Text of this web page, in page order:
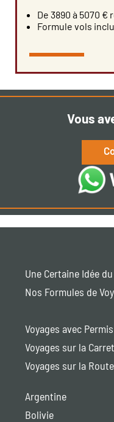
De 3890 à 5070 €
Formule vols
Vous
Une Certaine Idée
Nos Formules de
Voyages avec
Voyages sur la
Voyages sur la
Argentine
Bolivie